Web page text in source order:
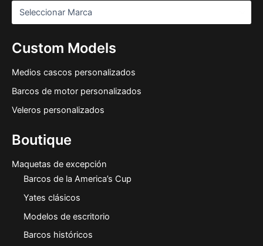
Custom Models
Medios cascos personalizados
Barcos de motor personalizados
Veleros personalizados
Boutique
Maquetas de excepción
Barcos de la America’s Cup
Yates clásicos
Modelos de escritorio
Barcos históricos